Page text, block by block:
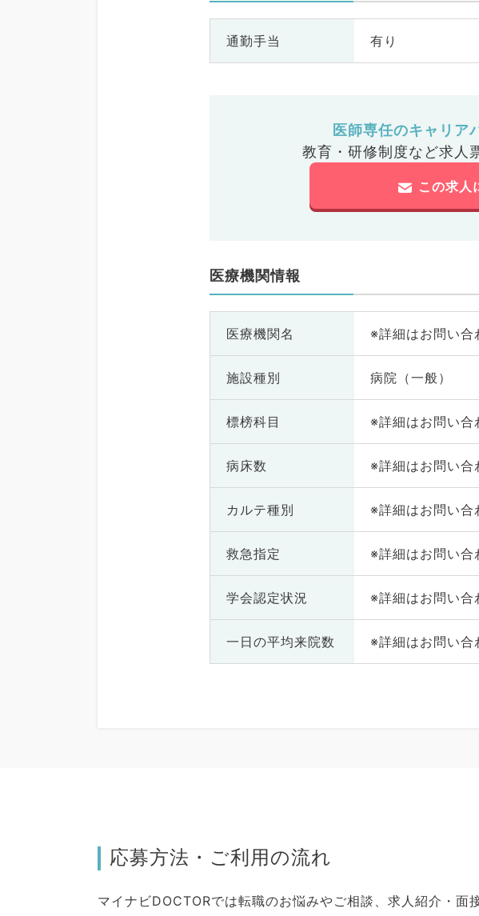
通勤手当 有り
医師専任のキャリア
教育・研修制度など求人
この求人
医療機関情報
医療機関名 ※詳細はお問い合
施設種別 病院（一般）
標榜科目 ※詳細はお問い合
病床数 ※詳細はお問い合
カルテ種別 ※詳細はお問い合
救急指定 ※詳細はお問い合
学会認定状況 ※詳細はお問い合
一日の平均来院数 ※詳細はお問い合
応募方法・ご利用の流れ
マイナビDOCTORでは転職のお悩みやご相談、求人紹介・面